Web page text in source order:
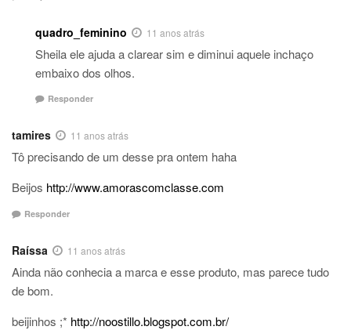
quadro_feminino 11 anos atrás
Sheila ele ajuda a clarear sim e diminui aquele inchaço
embaixo dos olhos.
Responder
tamires 11 anos atrás
Tô precisando de um desse pra ontem haha
Beijos http://www.amorascomclasse.com
Responder
Raíssa 11 anos atrás
Ainda não conhecia a marca e esse produto, mas parece tudo
de bom.
beijinhos ;* http://noostillo.blogspot.com.br/